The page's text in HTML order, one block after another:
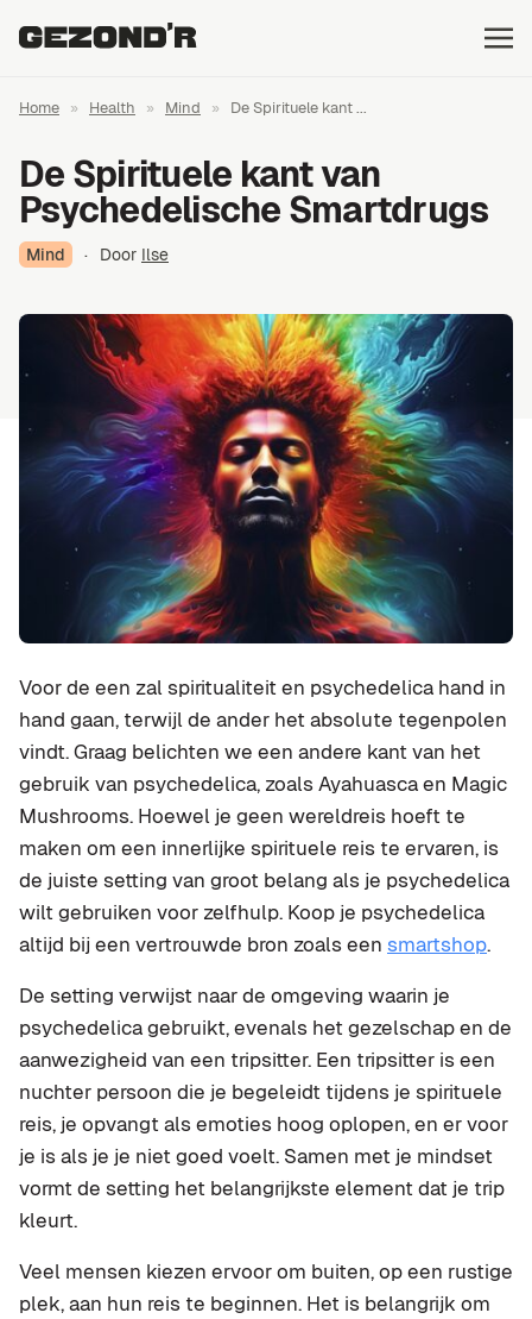
Home » Health » Mind » De Spirituele kant ...
De Spirituele kant van
Psychedelische Smartdrugs
Mind · Door Ilse
Voor de een zal spiritualiteit en psychedelica hand in
hand gaan, terwijl de ander het absolute tegenpolen
vindt. Graag belichten we een andere kant van het
gebruik van psychedelica, zoals Ayahuasca en Magic
Mushrooms. Hoewel je geen wereldreis hoeft te
maken om een innerlijke spirituele reis te ervaren, is
de juiste setting van groot belang als je psychedelica
wilt gebruiken voor zelfhulp. Koop je psychedelica
altijd bij een vertrouwde bron zoals een smartshop.
De setting verwijst naar de omgeving waarin je
psychedelica gebruikt, evenals het gezelschap en de
aanwezigheid van een tripsitter. Een tripsitter is een
nuchter persoon die je begeleidt tijdens je spirituele
reis, je opvangt als emoties hoog oplopen, en er voor
je is als je je niet goed voelt. Samen met je mindset
vormt de setting het belangrijkste element dat je trip
kleurt.
Veel mensen kiezen ervoor om buiten, op een rustige
plek, aan hun reis te beginnen. Het is belangrijk om